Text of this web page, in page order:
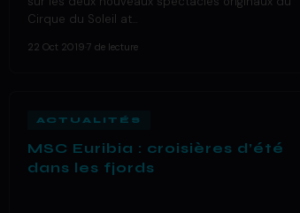
Cirque du Soleil at…
22 Oct 2019 7 de lecture
ACTUALITÉS
MSC Euribia : croisières d’été
dans les fjords